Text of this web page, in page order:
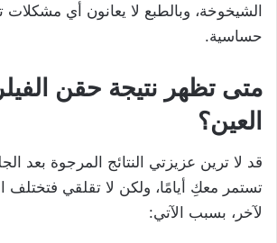
الشيخوخة، وبالطبع لا يعانون أي مشكلات
حساسية.
متى تظهر نتيجة حقن
العين؟
قد لا ترين عزيزتي النتائج المرجوة بعد
تستمر معكِ أيامًا، ولكن لا تقلقي فتختلف
لآخر، بسبب الآتي: